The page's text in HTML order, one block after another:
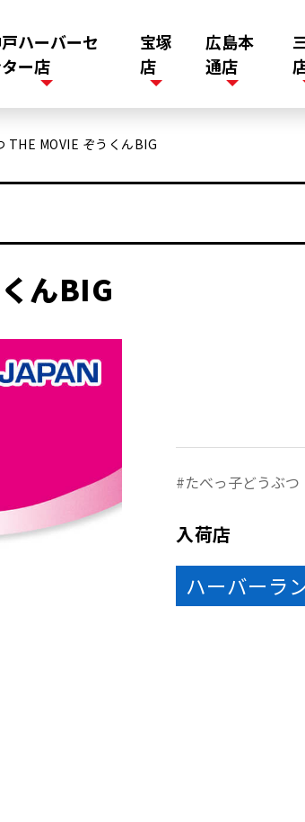
ハーバーセ
ー店
宝塚
店
広島本
通店
THE MOVIE ぞうくんBIG
んBIG
たべっ子どうぶつ
入荷店
ハーバーラ